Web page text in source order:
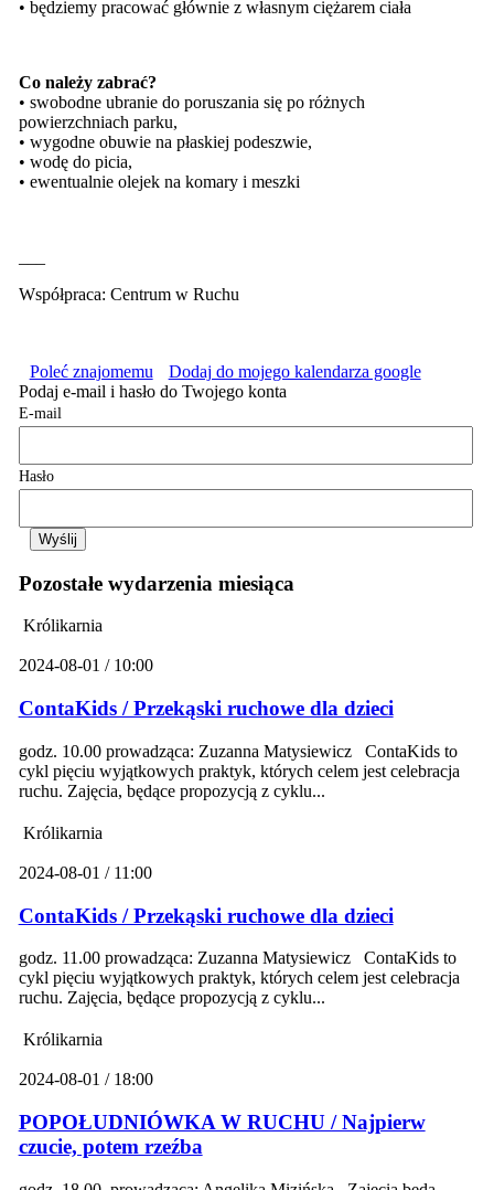
• będziemy pracować głównie z własnym ciężarem ciała
Co należy zabrać?
• swobodne ubranie do poruszania się po różnych
powierzchniach parku,
• wygodne obuwie na płaskiej podeszwie,
• wodę do picia,
• ewentualnie olejek na komary i meszki
Współpraca: Centrum w Ruchu
Poleć znajomemu
Dodaj do mojego kalendarza google
Podaj e-mail i hasło do Twojego konta
E-mail
Hasło
Pozostałe wydarzenia miesiąca
Królikarnia
2024-08-01 / 10:00
ContaKids / Przekąski ruchowe dla dzieci
godz. 10.00 prowadząca: Zuzanna Matysiewicz ContaKids to
cykl pięciu wyjątkowych praktyk, których celem jest celebracja
ruchu. Zajęcia, będące propozycją z cyklu...
Królikarnia
2024-08-01 / 11:00
ContaKids / Przekąski ruchowe dla dzieci
godz. 11.00 prowadząca: Zuzanna Matysiewicz ContaKids to
cykl pięciu wyjątkowych praktyk, których celem jest celebracja
ruchu. Zajęcia, będące propozycją z cyklu...
Królikarnia
2024-08-01 / 18:00
POPOŁUDNIÓWKA W RUCHU / Najpierw
czucie, potem rzeźba